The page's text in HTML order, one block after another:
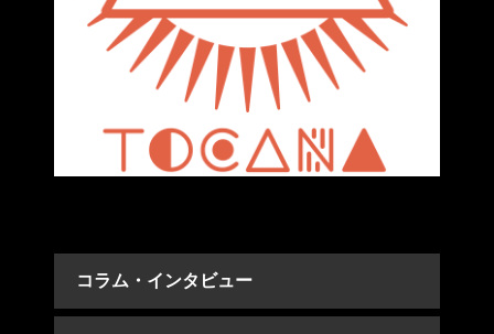
コラム・インタビュー